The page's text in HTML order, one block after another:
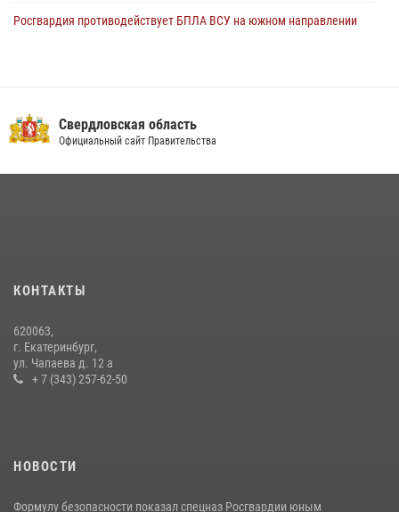
Росгвардия противодействует БПЛА ВСУ на южном направлении
Всероссийского чемпионата Росгвардии по боксу
08 июля 2026, 12:02 5
16 июля 2026, 13:07
промышленной выставки «Иннопром-2026»
10 июля 2026, 12:35
Свердловская область
Официальный сайт Правительства
КОНТАКТЫ
620063,
г. Екатеринбург,
ул. Чапаева д. 12 а
+ 7 (343) 257-62-50
НОВОСТИ
Формулу безопасности показал спецназ Росгвардии юным